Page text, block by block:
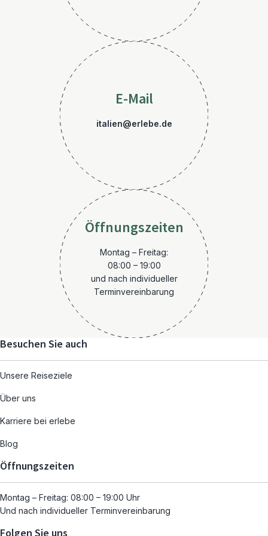
E-Mail
italien@erlebe.de
Öffnungszeiten
Montag – Freitag:
08:00 – 19:00
und nach individueller
Terminvereinbarung
Besuchen Sie auch
Unsere Reiseziele
Über uns
Karriere bei erlebe
Blog
Öffnungszeiten
Montag – Freitag: 08:00 – 19:00 Uhr
Und nach individueller Terminvereinbarung
Folgen Sie uns